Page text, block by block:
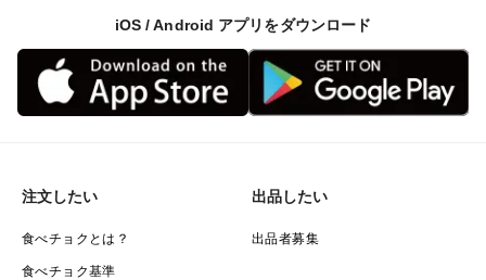
iOS / Android アプリをダウンロード
注文したい
食べチョクとは？
食べチョク基準
出品したい
出品者募集